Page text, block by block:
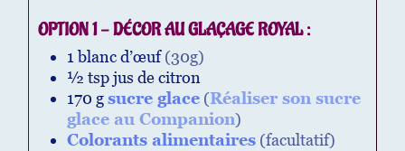
OPTION 1 - DÉCOR AU GLAÇAGE ROYAL :
1 blanc d’œuf (30g)
½ tsp jus de citron
170 g sucre glace (Réaliser son sucre
glace au Companion)
Colorants alimentaires (facultatif)